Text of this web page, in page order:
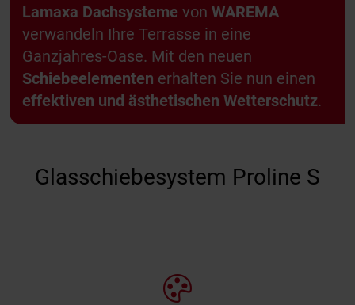
Lamaxa Dachsysteme von WAREMA
verwandeln Ihre Terrasse in eine
Ganzjahres-Oase. Mit den neuen
Schiebeelementen erhalten Sie nun einen
effektiven und ästhetischen Wetterschutz.
Glasschiebesystem Proline S